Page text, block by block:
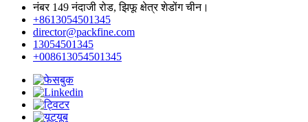
नंबर 149 नंदाजी रोड, झिफू क्षेत्र शेडोंग चीन।
+8613054501345
director@packfine.com
13054501345
+008613054501345